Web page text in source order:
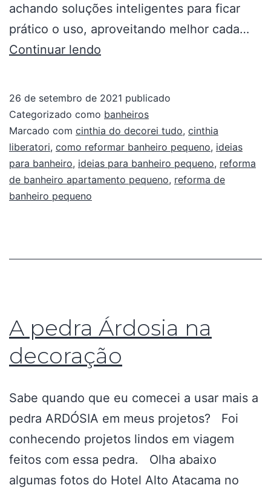
achando soluções inteligentes para ficar
prático o uso, aproveitando melhor cada…
Continuar lendo
26 de setembro de 2021 publicado
Categorizado como banheiros
Marcado com cinthia do decorei tudo, cinthia
liberatori, como reformar banheiro pequeno, ideias
para banheiro, ideias para banheiro pequeno, reforma
de banheiro apartamento pequeno, reforma de
banheiro pequeno
A pedra Árdosia na
decoração
Sabe quando que eu comecei a usar mais a
pedra ARDÓSIA em meus projetos? Foi
conhecendo projetos lindos em viagem
feitos com essa pedra. Olha abaixo
algumas fotos do Hotel Alto Atacama no